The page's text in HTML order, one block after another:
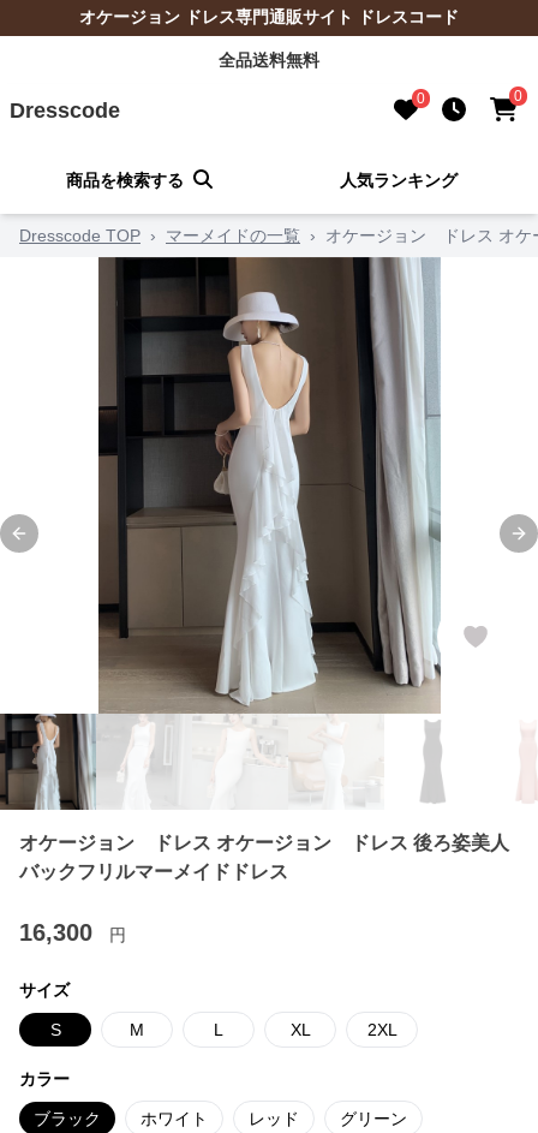
オケージョン ドレス専門通販サイト ドレスコード
全品送料無料
Dresscode 0 0
商品を検索する 人気ランキング
Dresscode TOP › マーメイドの一覧 › オケージョン ドレス オケ
Previous slide
オケージョン ドレス オケージョン ドレス 後ろ姿美人
バックフリルマーメイドドレス
16,300 円
サイズ
S M L XL 2XL
カラー
ブラック ホワイト レッド グリーン